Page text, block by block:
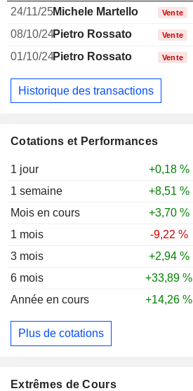
Cotations et Performances
1 jour
+0,18 %
1 semaine
+8,51 %
Mois en cours
+3,70 %
1 mois
-9,22 %
3 mois
+2,94 %
6 mois
+33,89 %
Année en cours
+14,26 %
Plus de cotations
Extrêmes de Cours
24/11/25Michele Martello Vente
08/10/24Pietro Rossato Vente
01/10/24Pietro Rossato Vente
Historique des transactions